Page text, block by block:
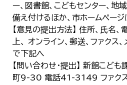
ー、図書館、こどもセンター、地
備え付けるほか、市ホームペー
【意見の提出方法】 住所、氏名
上、 オンライン、郵送、ファクス
で下記へ
【問い合わせ・提出】 新館こ
町9-30 電話41-3149 ファク